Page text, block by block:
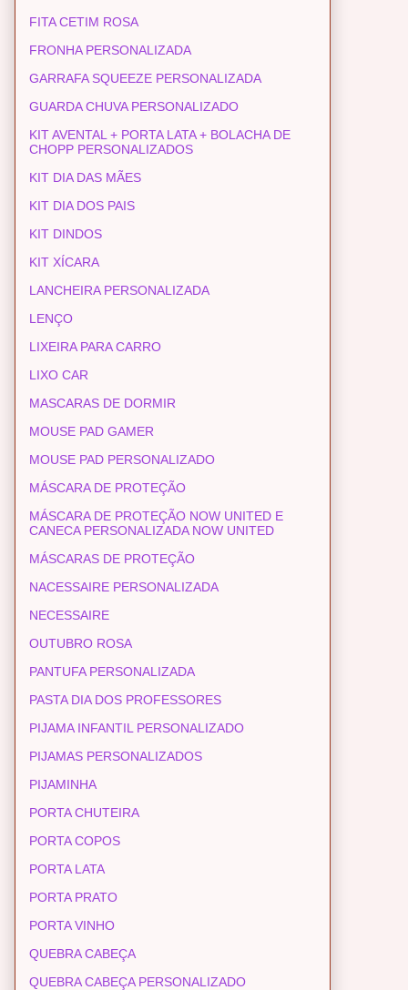
FITA CETIM ROSA
FRONHA PERSONALIZADA
GARRAFA SQUEEZE PERSONALIZADA
GUARDA CHUVA PERSONALIZADO
KIT AVENTAL + PORTA LATA + BOLACHA DE
CHOPP PERSONALIZADOS
KIT DIA DAS MÃES
KIT DIA DOS PAIS
KIT DINDOS
KIT XÍCARA
LANCHEIRA PERSONALIZADA
LENÇO
LIXEIRA PARA CARRO
LIXO CAR
MASCARAS DE DORMIR
MOUSE PAD GAMER
MOUSE PAD PERSONALIZADO
MÁSCARA DE PROTEÇÃO
MÁSCARA DE PROTEÇÃO NOW UNITED E
CANECA PERSONALIZADA NOW UNITED
MÁSCARAS DE PROTEÇÃO
NACESSAIRE PERSONALIZADA
NECESSAIRE
OUTUBRO ROSA
PANTUFA PERSONALIZADA
PASTA DIA DOS PROFESSORES
PIJAMA INFANTIL PERSONALIZADO
PIJAMAS PERSONALIZADOS
PIJAMINHA
PORTA CHUTEIRA
PORTA COPOS
PORTA LATA
PORTA PRATO
PORTA VINHO
QUEBRA CABEÇA
QUEBRA CABEÇA PERSONALIZADO